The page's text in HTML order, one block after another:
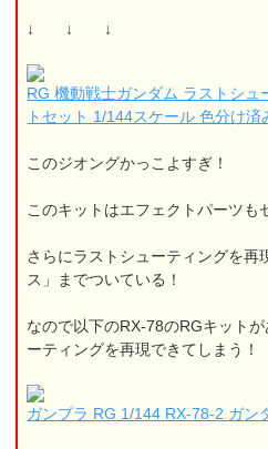
↓ ↓ ↓
RG 機動戦士ガンダム ラストシュ
トセット 1/144スケール 色分け済
このジオングかっこよすぎ！
このキットはエフェクトパーツも
さらにラストシューティングを再
ス」までついている！
なので以下のRX-78のRGキット
ーティングを再現できてしまう！
ガンプラ RG 1/144 RX-78-2 ガン